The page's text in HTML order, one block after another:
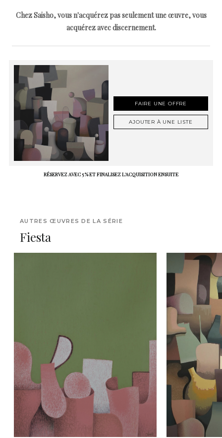
Chez Saisho, vous n'acquérez pas seulement une œuvre, vous
acquérez avec discernement.
FAIRE UNE OFFRE
AJOUTER À UNE LISTE
RÉSERVEZ AVEC 5 % ET FINALISEZ L'ACQUISITION ENSUITE
AUTRES ŒUVRES DE LA SÉRIE
Fiesta